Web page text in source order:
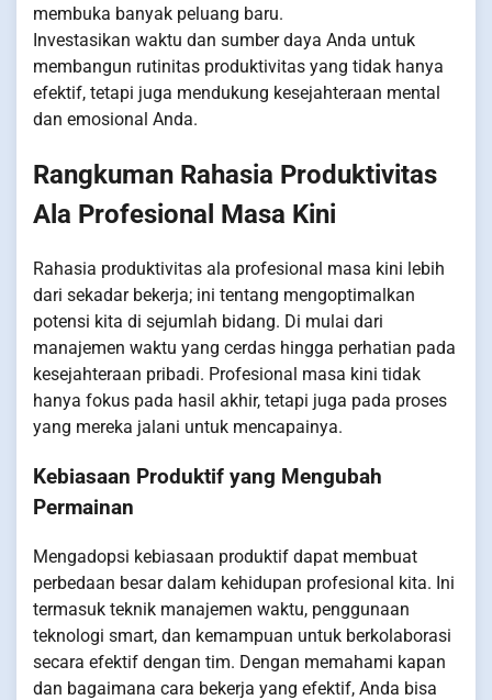
membuka banyak peluang baru.
Investasikan waktu dan sumber daya Anda untuk
membangun rutinitas produktivitas yang tidak hanya
efektif, tetapi juga mendukung kesejahteraan mental
dan emosional Anda.
Rangkuman Rahasia Produktivitas
Ala Profesional Masa Kini
Rahasia produktivitas ala profesional masa kini lebih
dari sekadar bekerja; ini tentang mengoptimalkan
potensi kita di sejumlah bidang. Di mulai dari
manajemen waktu yang cerdas hingga perhatian pada
kesejahteraan pribadi. Profesional masa kini tidak
hanya fokus pada hasil akhir, tetapi juga pada proses
yang mereka jalani untuk mencapainya.
Kebiasaan Produktif yang Mengubah
Permainan
Mengadopsi kebiasaan produktif dapat membuat
perbedaan besar dalam kehidupan profesional kita. Ini
termasuk teknik manajemen waktu, penggunaan
teknologi smart, dan kemampuan untuk berkolaborasi
secara efektif dengan tim. Dengan memahami kapan
dan bagaimana cara bekerja yang efektif, Anda bisa